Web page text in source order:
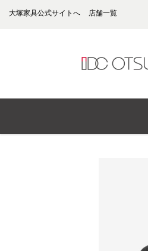
大塚家具公式サイトへ 店舗一覧